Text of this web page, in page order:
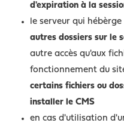
d'expiration à la
le serveur qui
autres dossiers sur le
autre accès qu'aux
fonctionnement du
certains fichiers ou
installer le CMS
en cas d'utilisation